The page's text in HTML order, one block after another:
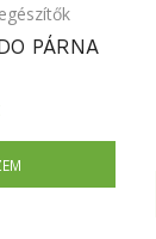
PÁRNA